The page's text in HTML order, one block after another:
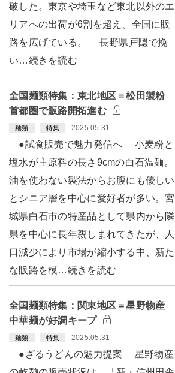
破した。東京や埼玉など東北以外のエ
リアへの出荷が6割を超え、全国に販
路を広げている。 長野県戸隠で挽
い…続きを読む
全国麺類特集：東北地区＝松田製粉
首都圏で販路開拓進む
麺類 特集 2025.05.31
●試食販売で魅力発信へ 小麦粉と
塩水が主原料の長さ9cmの白石温麺。
油を使わない製法からお腹にも優しい
とシニア層を中心に愛好者が多い。宮
城県白石市の特産品として県内から隣
県を中心に長年親しまれてきたが、人
口減少により市場が縮小する中、新た
な販路を模…続きを読む
全国麺類特集：関東地区＝星野物産
中華麺が好調キープ
麺類 特集 2025.05.31
●ざるうどんの魅力提案 星野物産